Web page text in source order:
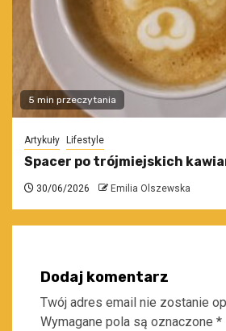
5 min przeczytania
Artykuły Lifestyle
Spacer po trójmiejskich
30/06/2026 Emilia Olszewska
Dodaj komentarz
Twój adres email nie zostanie
Wymagane pola są oznaczone *